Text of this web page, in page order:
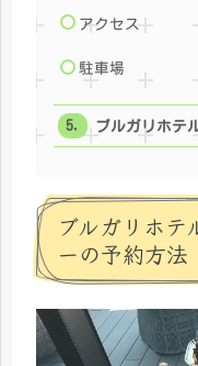
アクセス
駐車場
ブルガリホテ
ブルガリホテ
ーの予約方法